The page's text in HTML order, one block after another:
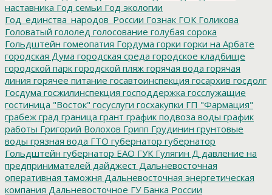
наставника Год семьи Год экологии
Год_единства_народов_России Гознак ГОК Голикова
Головатый гололед голосование голубая сорока
Гольдштейн гомеопатия Гордума горки горки на Арбате
городская Дума городская среда городское кладбище
городской парк городской пляж горячая вода горячая
линия горячее питание госавтоинспекция госархив госдолг
Госдума госжилинспекция господдержка госслужащие
гостиница "Восток" госуслуги госхакупки ГП "Фармация"
грабеж град граница грант график подвоза воды график
работы Григорий Волохов Грипп Грудинин грунтовые
воды грязная вода ГТО губернатор губернатор
Гольдштейн губернатор ЕАО ГУК Гулягин Д давление на
предпринимателей дайджест Дальневосточная
оперативная таможня Дальневосточная энергетическая
компания Дальневосточное ГУ Банка России